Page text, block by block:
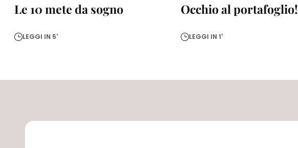
Le 10 mete da sogno
LEGGI IN 5'
Occhio al portafoglio!
LEGGI IN 1'